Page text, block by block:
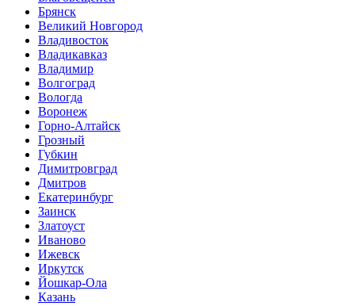
Брянск
Великий Новгород
Владивосток
Владикавказ
Владимир
Волгоград
Вологда
Воронеж
Горно-Алтайск
Грозный
Губкин
Димитровград
Дмитров
Екатеринбург
Заинск
Златоуст
Иваново
Ижевск
Иркутск
Йошкар-Ола
Казань